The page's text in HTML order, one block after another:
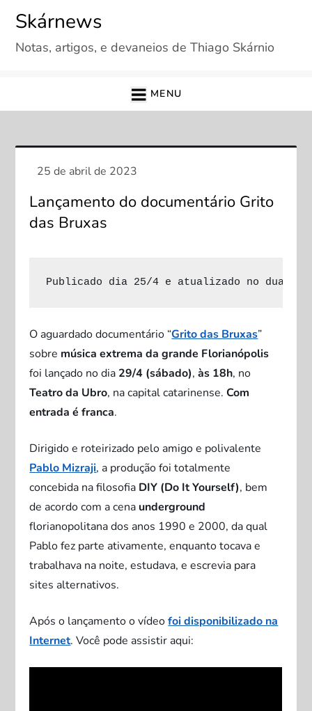
content
Skárnews
Notas, artigos, e devaneios de Thiago Skárnio
MENU
Lançamento do documentário Grito
das Bruxas
Publicado dia 25/4 e atualizado no dua 8/
O aguardado documentário “Grito das Bruxas”
sobre música extremada grande Florianópolis
foi lançado no dia 29/4 (sábado), às 18h, no
Teatro da Ubro, na capital catarinense.Com
entrada é franca.
Dirigido e roteirizado pelo amigo e polivalente
Pablo Mizraji, a produção foi totalmente
concebida na filosofia DIY (Do It Yourself), bem
de acordo com a cena underground
florianopolitana dos anos 1990 e 2000, da qual
Pablo fez parte ativamente, enquanto tocava e
trabalhava na noite, estudava, e escrevia para
sites alternativos.
Após o lançamento o vídeofoi disponibilizado na
Internet. Você pode assistir aqui: